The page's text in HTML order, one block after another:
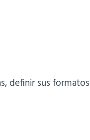
definir sus formatos